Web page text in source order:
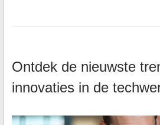
Ontdek de nieuwste
innovaties in de